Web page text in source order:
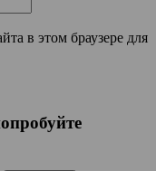
в этом браузере для